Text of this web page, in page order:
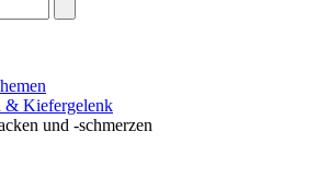
& Kiefergelenk
und -schmerzen